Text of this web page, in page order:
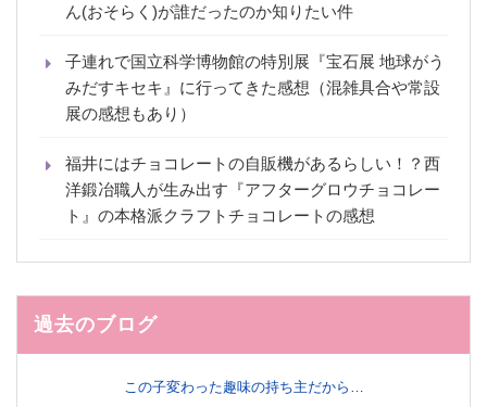
ん(おそらく)が誰だったのか知りたい件
子連れで国立科学博物館の特別展『宝石展 地球がう
みだすキセキ』に行ってきた感想（混雑具合や常設
展の感想もあり）
福井にはチョコレートの自販機があるらしい！？西
洋鍛冶職人が生み出す『アフターグロウチョコレー
ト』の本格派クラフトチョコレートの感想
過去のブログ
この子変わった趣味の持ち主だから…